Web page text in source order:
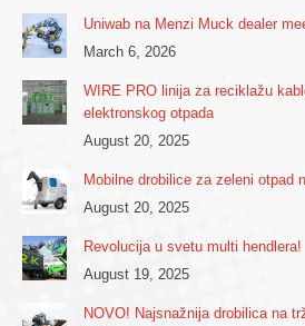
Uniwab na Menzi Muck dealer
March 6, 2026
WIRE PRO linija za reciklažu
elektronskog otpada
August 20, 2025
Mobilne drobilice za zeleni otpad
August 20, 2025
Revolucija u svetu multi hendlera!
August 19, 2025
NOVO! Najsnažnija drobilica na